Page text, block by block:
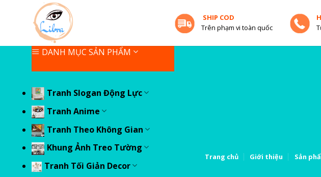
SHIP COD
Trên phạm vi toàn quốc
DANH MỤC SẢN PHẨM
Tranh Slogan Động Lực
Tranh Anime
Tranh Theo Không Gian
Khung Ảnh Treo Tường
Tranh Tối Giản Decor
Trang chủ Giới thiệu Sản